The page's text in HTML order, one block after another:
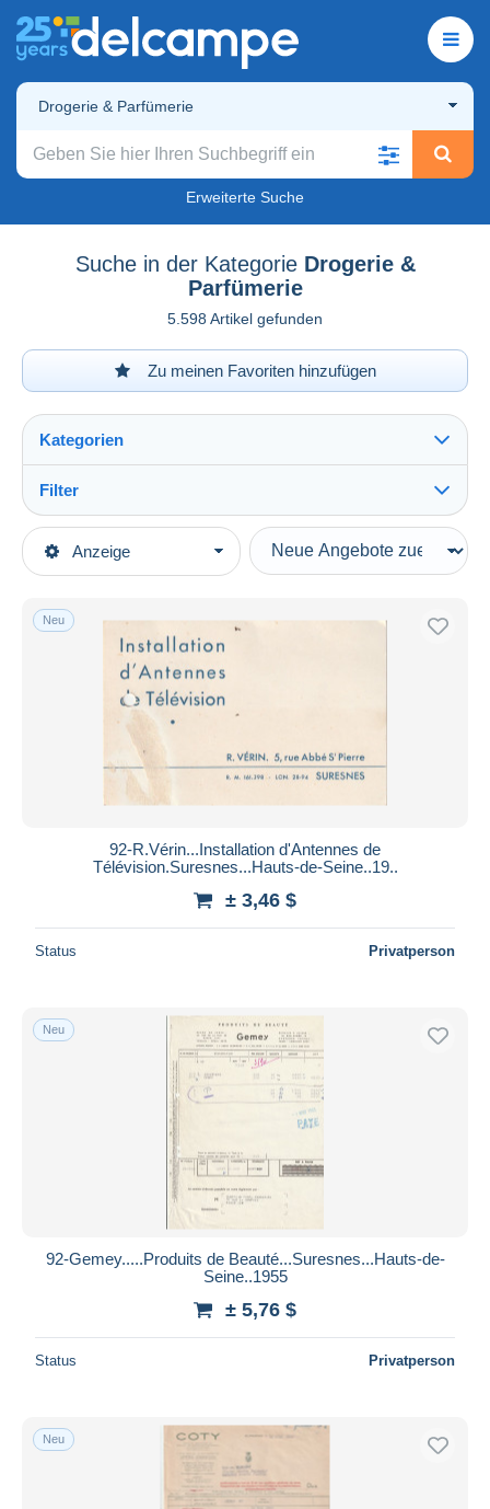
Drogerie & Parfümerie
Erweiterte Suche
Suche in der Kategorie Drogerie &
Parfümerie
5.598 Artikel gefunden
Zu meinen Favoriten hinzufügen
Anzeige
Kategorien
Hauptkategorien
Rechnungen
Frankreich
Drogerie & Parfümerie
Filter
Art der Verkäufe
Laufende Angebote
Auktionen mit Geboten
Auktionen ohne Gebote
Auktionshäuser
Verkauft
Alle Laufzeiten
Endet in
Preis
Kostenloser Versand
Zahlungsmethoden
Banküberweisung
Mastercard
Gesamte Auswahl aufheben
Wohnsitz des Verkäufers
Neu
92-R.Vérin...Installation d'Antennes de
Télévision.Suresnes...Hauts-de-Seine..19..
± 3,46 $
Status Privatperson
Neu
92-Gemey.....Produits de Beauté...Suresnes...Hauts-de-
Seine..1955
± 5,76 $
Status Privatperson
Neu